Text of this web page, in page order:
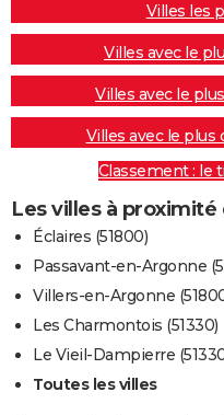
Villes les
Villes avec le
Villes avec le
Villes avec le plus
Classement : le
Les villes à proximité
Éclaires (51800)
Passavant-en-Argonne
Villers-en-Argonne
Les Charmontois (51330)
Le Vieil-Dampierre
Toutes les villes